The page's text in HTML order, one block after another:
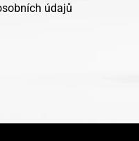
údajů